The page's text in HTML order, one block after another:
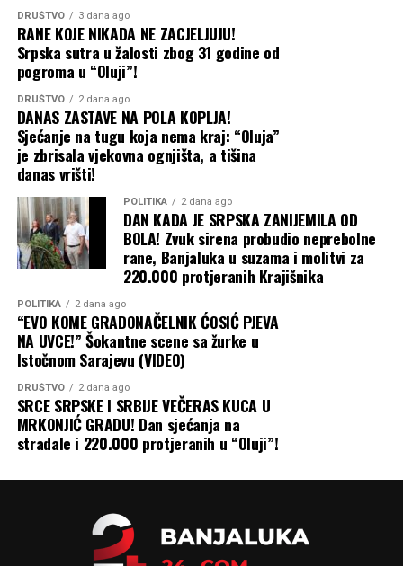
Kijev. Ipak, Putin očajnički želi pobjede na frontu, pa će
gurati po svom čak i bez čiste i ubjedljive pobjede na
pomolu. Isto tako, ne treba očekivati ni obnovu
sporazuma postignutog pod okriljem Ujedinjenih nacija
u julu 2022. godine, koji je ranije omogućio bezbjednu
plovidbu do i iz ukrajinskih luka.
Baš kao što je kriza u Ormuskom moreuzu primorala
susjedne zemlje da grozničavo traže nove puteve za
izvoz nafte iz Persijskog zaliva, tako bi i Ukrajina mogla
da preusmjeri izvoz žita preko Dunava, rumunskih luka i
željeznice, kao što je to činila na početku rata. Ali, kao i
tada, ta alternativna rješenja su skupa i logistički znatno
komplikovanija.
Zbog svega ovoga, priroda ruskog rata protiv Ukrajine
nastaviće da se mijenja dok obje strane traže način da
prekinu pat-poziciju na frontu u svoju korist. A
ekonomska šteta, koja se osjeća daleko izvan granica
Ukrajine i Rusije, nastaviće da se gomila, piše Blic.
DRUŠTVO 3 dana ago
RANE KOJE NIKADA NE ZACJELJUJU!
Srpska sutra u žalosti zbog 31 godine od
pogroma u “Oluji”!
DRUŠTVO 2 dana ago
DANAS ZASTAVE NA POLA KOPLJA!
Sjećanje na tugu koja nema kraj: “Oluja”
je zbrisala vjekovna ognjišta, a tišina
danas vrišti!
POLITIKA 2 dana ago
DAN KADA JE SRPSKA ZANIJEMILA OD
BOLA! Zvuk sirena probudio neprebolne
rane, Banjaluka u suzama i molitvi za
220.000 protjeranih Krajišnika
POLITIKA 2 dana ago
“EVO KOME GRADONAČELNIK ĆOSIĆ PJEVA
NA UVCE!” Šokantne scene sa žurke u
Istočnom Sarajevu (VIDEO)
DRUŠTVO 2 dana ago
SRCE SRPSKE I SRBIJE VEČERAS KUCA U
MRKONJIĆ GRADU! Dan sjećanja na
stradale i 220.000 protjeranih u “Oluji”!